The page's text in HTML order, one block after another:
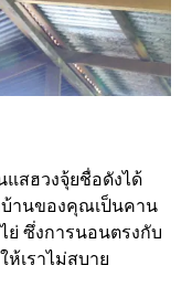
แสฮวงจุ้ยชื่อดังได้
บ้านของคุณเป็นคาน
ย่ ซึ่งการนอนตรงกับ
เราไม่สบาย